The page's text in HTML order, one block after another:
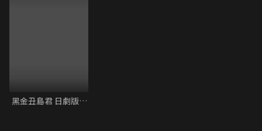
黑金丑島君 日劇版第三季